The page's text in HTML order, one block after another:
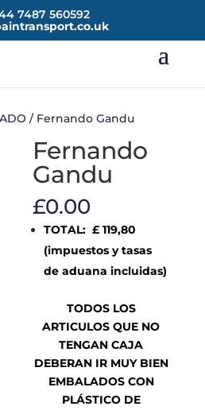
7487 560592
/ Fernando Gandu
Fernando
Gandu
£0.00
TOTAL: £ 119,80
(impuestos y tasas
de aduana incluidas)
TODOS LOS
ARTICULOS QUE NO
TENGAN CAJA
DEBERAN IR MUY BIEN
EMBALADOS CON
PLÁSTICO DE